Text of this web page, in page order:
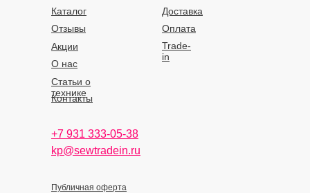
Каталог
О нас
Доставка
Статьи о
технике
Оплата
Отзывы
Акции
Контакты
Trade-
in
+7 931 333-05-38
kp@sewtradein.ru
Публичная оферта